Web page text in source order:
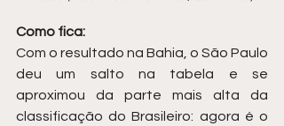
Como fica:
Com o resultado na Bahia, o São Paulo
deu um salto na tabela e se
aproximou da parte mais alta da
classificação do Brasileiro: agora é o